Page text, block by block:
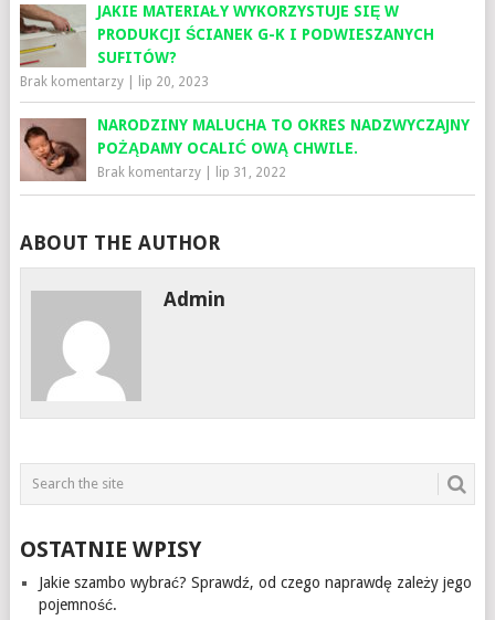
JAKIE MATERIAŁY WYKORZYSTUJE SIĘ W
PRODUKCJI ŚCIANEK G-K I PODWIESZANYCH
SUFITÓW?
Brak komentarzy| lip 20, 2023
NARODZINY MALUCHA TO OKRES NADZWYCZAJNY
POŻĄDAMY OCALIĆ OWĄ CHWILE.
Brak komentarzy| lip 31, 2022
ABOUT THE AUTHOR
Admin
OSTATNIE WPISY
Jakie szambo wybrać? Sprawdź, od czego naprawdę zależy jego
pojemność.